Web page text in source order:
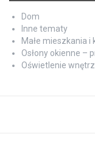
Dom
Inne tematy
Małe mieszkania
Osłony okienne –
Oświetlenie